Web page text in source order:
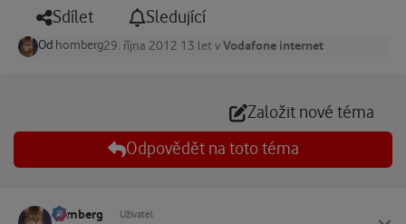
Sdílet Sledující
Od homberg29. října 2012 13 let vVodafone internet
Založit nové téma
Odpovědět na toto téma
homberg Uživatel